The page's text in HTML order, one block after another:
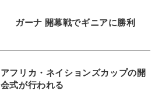
ガーナ 開幕戦でギニアに勝利
アフリカ・ネイションズカップの開
会式が行われる